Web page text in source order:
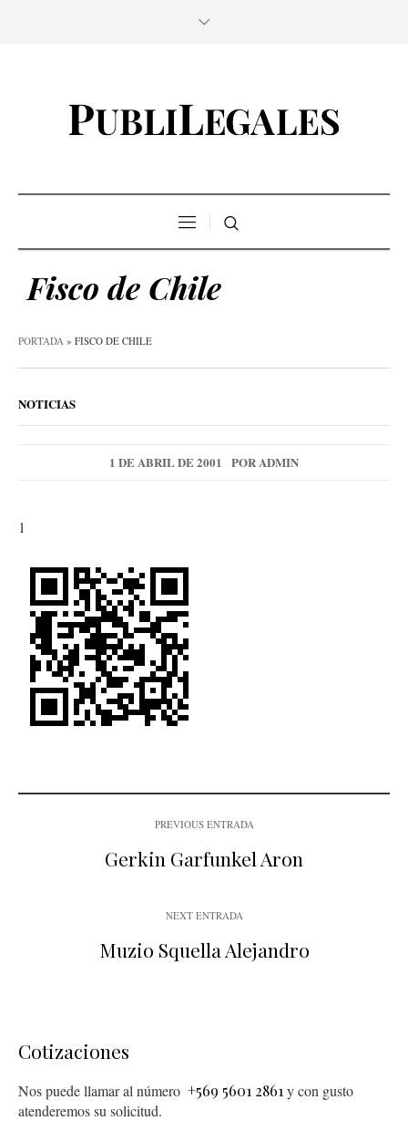
Fisco de Chile
PORTADA » FISCO DE CHILE
NOTICIAS
1 DE ABRIL DE 2001 POR ADMIN
1
PREVIOUS ENTRADA
Gerkin Garfunkel Aron
NEXT ENTRADA
Muzio Squella Alejandro
Cotizaciones
Nos puede llamar al número +569 5601 2861 y con gusto
atenderemos su solicitud.